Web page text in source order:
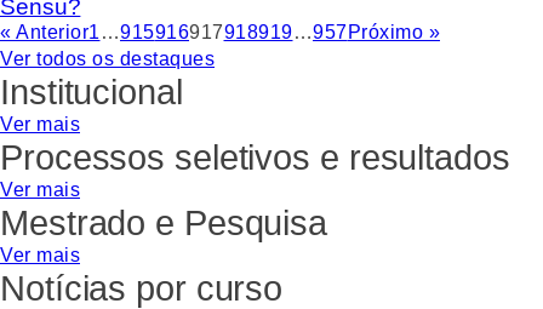
Sensu?
« Anterior1 …915916917918919…957Próximo »
Ver todos os destaques
Institucional
Ver mais
Processos seletivos e resultados
Ver mais
Mestrado e Pesquisa
Ver mais
Notícias por curso